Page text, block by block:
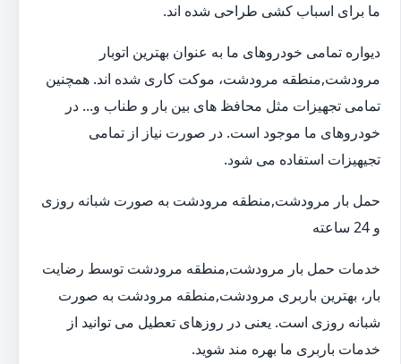
ما برای اسباب کشی طراحی شده اند.
دیواره تمامی خودروهای ما به عنوان بهترین اتوبار
مرودشت,منطقه مرودشت، موکت کاری شده اند. همچنین
تمامی تجهیزات مثل محافظ های بین بار و طناب و... در
خودروهای ما موجود است. در صورت نیاز از تمامی
تجیهیزات استفاده می شود.
حمل بار مرودشت,منطقه مرودشت به صورت شبانه روزی
و 24 ساعته
خدمات حمل بار مرودشت,منطقه مرودشت توسط رضایت
بار، بهترین باربری مرودشت,منطقه مرودشت به صورت
شبانه روزی است. یعنی در روزهای تعطیل می توانید از
خدمات باربری ما بهره مند شوید.